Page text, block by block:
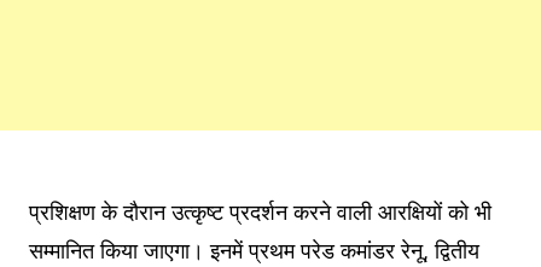
प्रशिक्षण के दौरान उत्कृष्ट प्रदर्शन करने वाली आरक्षियों को भी
सम्मानित किया जाएगा। इनमें प्रथम परेड कमांडर रेनू, द्वितीय